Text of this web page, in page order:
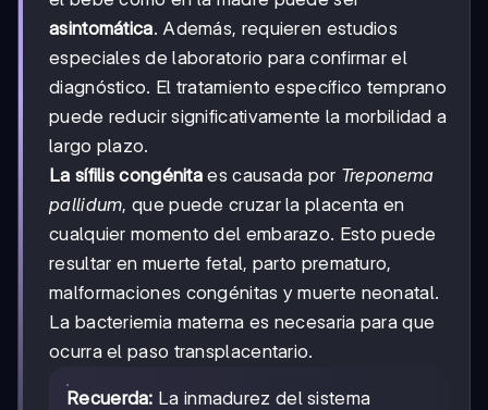
asintomática. Además, requieren estudios
especiales de laboratorio para confirmar el
diagnóstico. El tratamiento específico temprano
puede reducir significativamente la morbilidad a
largo plazo.
La sífilis congénita es causada por Treponema
pallidum, que puede cruzar la placenta en
cualquier momento del embarazo. Esto puede
resultar en muerte fetal, parto prematuro,
malformaciones congénitas y muerte neonatal.
La bacteriemia materna es necesaria para que
ocurra el paso transplacentario.
Recuerda: La inmadurez del sistema